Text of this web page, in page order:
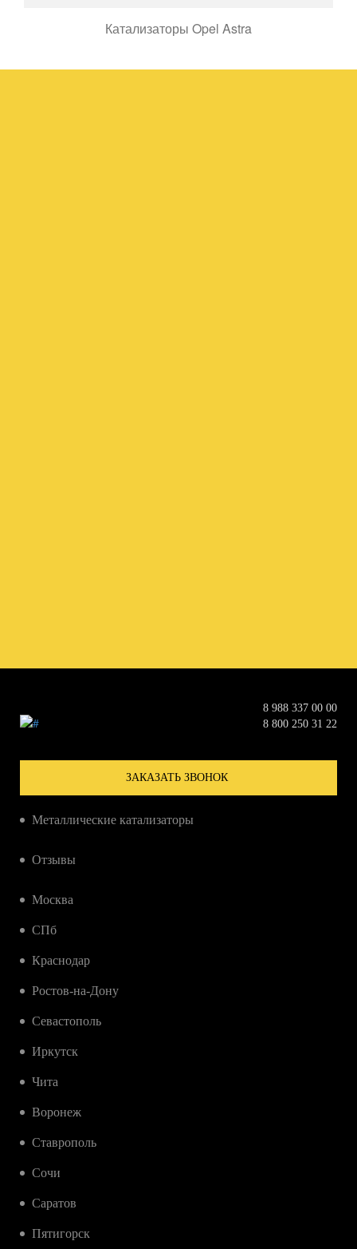
Катализаторы Opel Astra
8 988 337 00 00
8 800 250 31 22
ЗАКАЗАТЬ ЗВОНОК
Металлические катализаторы
Отзывы
Москва
СПб
Краснодар
Ростов-на-Дону
Севастополь
Иркутск
Чита
Воронеж
Ставрополь
Сочи
Саратов
Пятигорск